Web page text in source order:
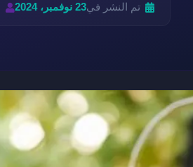
تم النشر في23 نوفمبر، 2024